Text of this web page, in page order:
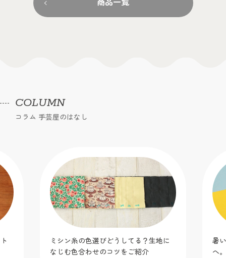
COLUMN
コラム 手芸屋のはなし
ミシン糸の色選びどうしてる？生地に
なじむ色合わせのコツをご紹介
暑
へ